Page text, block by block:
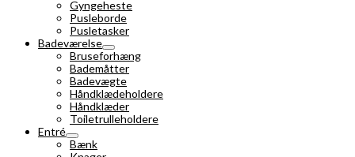
Gyngeheste
Pusleborde
Pusletasker
Badeværelse
Bruseforhæng
Bademåtter
Badevægte
Håndklædeholdere
Håndklæder
Toiletrulleholdere
Entré
Bænk